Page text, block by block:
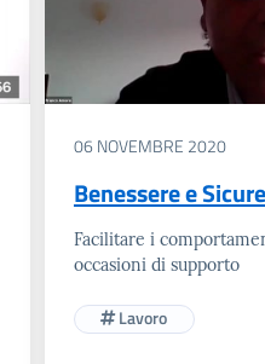
06 NOVEMBRE 2020
Benessere e
Facilitare i
occasioni di supporto
Lavoro